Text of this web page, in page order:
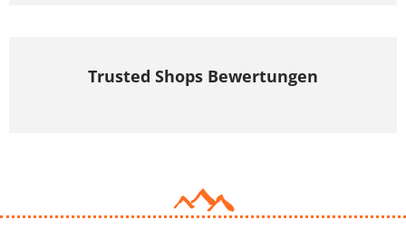
Trusted Shops Bewertungen